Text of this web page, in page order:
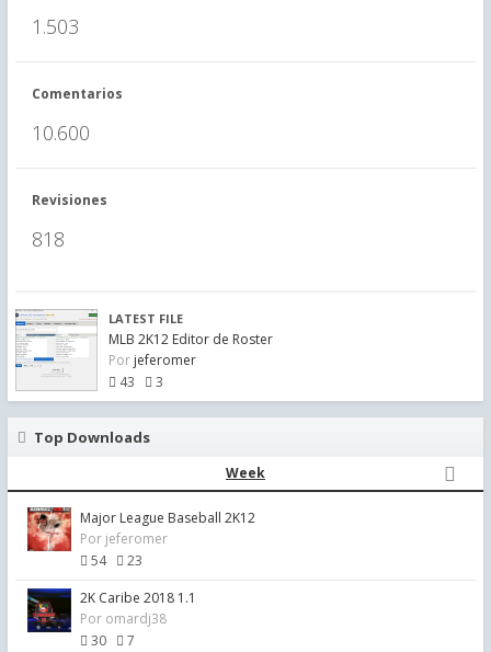
1.503
Comentarios
10.600
Revisiones
818
LATEST FILE
MLB 2K12 Editor de Roster
Por jeferomer
43
3
Top Downloads
Week
Major League Baseball 2K12
Por jeferomer
54
23
2K Caribe 2018 1.1
Por omardj38
30
7